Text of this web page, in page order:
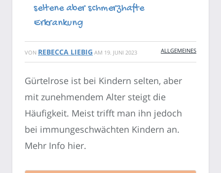
seltene aber schmerzhafte
Erkrankung
VON REBECCA LIEBIG AM 19. JUNI 2023 ALLGEMEINES
Gürtelrose ist bei Kindern selten, aber
mit zunehmendem Alter steigt die
Häufigkeit. Meist trifft man ihn jedoch
bei immungeschwächten Kindern an.
Mehr Info hier.